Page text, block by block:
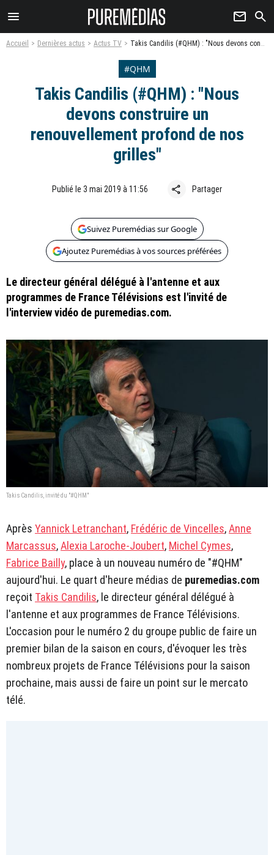
menu newsletter search
Accueil Dernières actus Actus TV Takis Candilis (#QHM) : "Nous devons construire un renouvellement profond de nos grilles"
#QHM
Takis Candilis (#QHM) : "Nous
devons construire un
renouvellement profond de nos
grilles"
Publié le 3 mai 2019 à 11:56 share Partager
Suivez Puremédias sur Google
Ajoutez Puremédias à vos sources préférées
Le directeur général délégué à l'antenne et aux
programmes de France Télévisions est l'invité de
l'interview vidéo de puremedias.com.
Takis Candilis, invité du "#QHM"
Après Yannick Letranchant, Frédéric de Vincelles,Anne
Marcassus,Alexia Laroche-Joubert, Michel Cymes,
Fabrice Bailly, place à un nouveau numéro de "#QHM"
aujourd'hui. Le quart d'heure médias de puremedias.com
reçoit Takis Candilis, le directeur général délégué à
l'antenne et aux programmes de France Télévisions.
L'occasion pour le numéro 2 du groupe public de faire un
premier bilan de la saison en cours, d'évoquer les très
nombreux projets de France Télévisions pour la saison
prochaine, mais aussi de faire un point sur le mercato
télé.